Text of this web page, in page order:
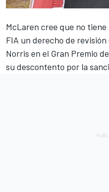
McLaren cree que no
FIA un derecho de revisión
Norris en el Gran Premio
su descontento por la